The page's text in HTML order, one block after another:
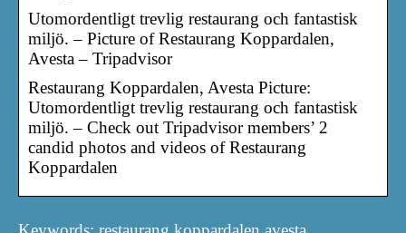
Utomordentligt trevlig restaurang och fantastisk
miljö. – Picture of Restaurang Koppardalen,
Avesta – Tripadvisor
Restaurang Koppardalen, Avesta Picture:
Utomordentligt trevlig restaurang och fantastisk
miljö. – Check out Tripadvisor members’ 2
candid photos and videos of Restaurang
Koppardalen